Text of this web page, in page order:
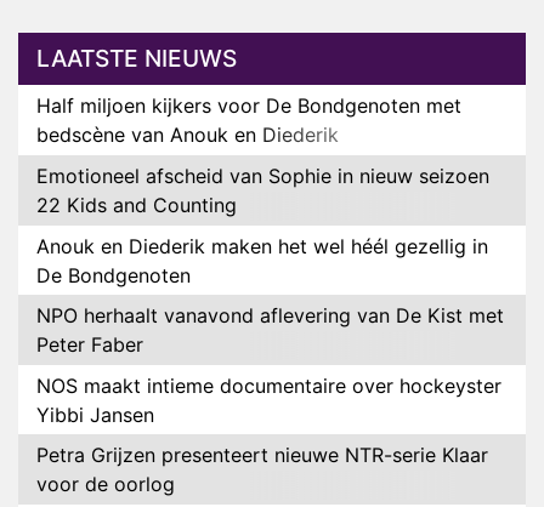
LAATSTE NIEUWS
Half miljoen kijkers voor De Bondgenoten met
bedscène van Anouk en Diederik
Emotioneel afscheid van Sophie in nieuw seizoen
22 Kids and Counting
Anouk en Diederik maken het wel héél gezellig in
De Bondgenoten
NPO herhaalt vanavond aflevering van De Kist met
Peter Faber
NOS maakt intieme documentaire over hockeyster
Yibbi Jansen
Petra Grijzen presenteert nieuwe NTR-serie Klaar
voor de oorlog